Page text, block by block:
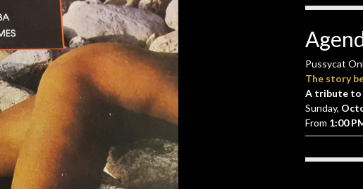
Pussycat
The story
A tribute to
Sunday,
From 1:00